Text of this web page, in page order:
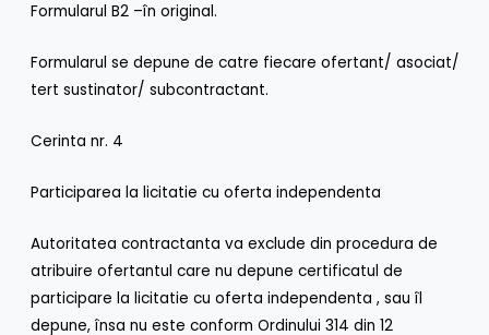
Formularul B2 –în original.
Formularul se depune de catre fiecare ofertant/ asociat/
tert sustinator/ subcontractant.
Cerinta nr. 4
Participarea la licitatie cu oferta independenta
Autoritatea contractanta va exclude din procedura de
atribuire ofertantul care nu depune certificatul de
participare la licitatie cu oferta independenta , sau îl
depune, însa nu este conform Ordinului 314 din 12